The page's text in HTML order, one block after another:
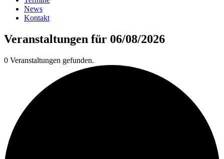
News
Kontakt
Veranstaltungen für 06/08/2026
0 Veranstaltungen gefunden.